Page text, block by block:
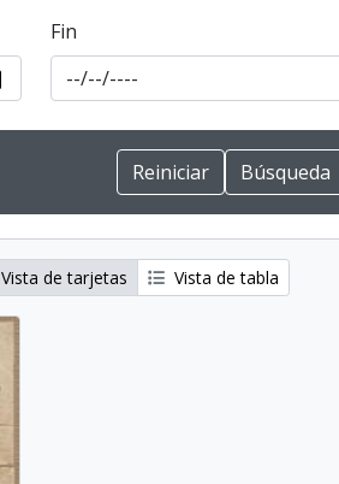
Fin
Vista de tarjetas Vista de tabla